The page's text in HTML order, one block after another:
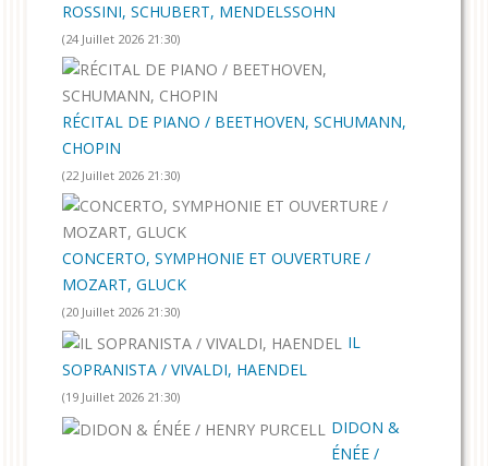
ROSSINI, SCHUBERT, MENDELSSOHN
(24 Juillet 2026 21:30)
RÉCITAL DE PIANO / BEETHOVEN, SCHUMANN,
CHOPIN
(22 Juillet 2026 21:30)
CONCERTO, SYMPHONIE ET OUVERTURE /
MOZART, GLUCK
(20 Juillet 2026 21:30)
IL
SOPRANISTA / VIVALDI, HAENDEL
(19 Juillet 2026 21:30)
DIDON &
ÉNÉE /